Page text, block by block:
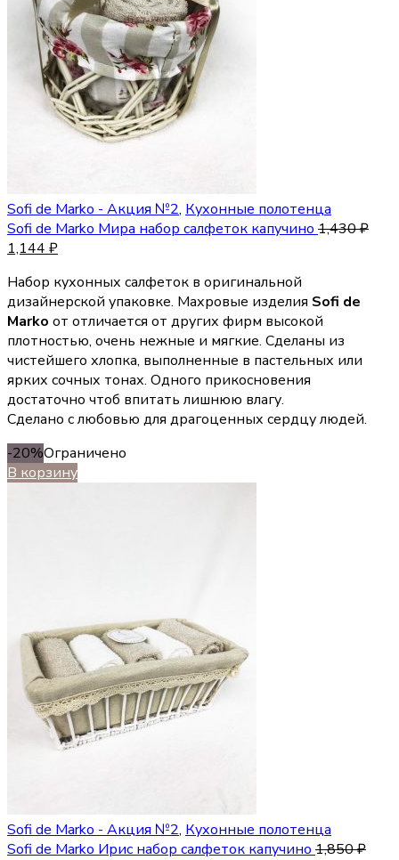
Sofi de Marko - Акция №2, Кухонные полотенца
Sofi de Marko Мира набор салфеток капучино 1,430₽
1,144 ₽
Набор кухонных салфеток в оригинальной
дизайнерской упаковке. Махровые изделия Sofi de
Marko от отличается от других фирм высокой
плотностью, очень нежные и мягкие. Сделаны из
чистейшего хлопка, выполненные в пастельных или
ярких сочных тонах. Одного прикосновения
достаточно чтоб впитать лишнюю влагу.
Сделано с любовью для драгоценных сердцу людей.
-20%Ограничено
В корзину
Sofi de Marko - Акция №2, Кухонные полотенца
Sofi de Marko Ирис набор салфеток капучино 1,850₽